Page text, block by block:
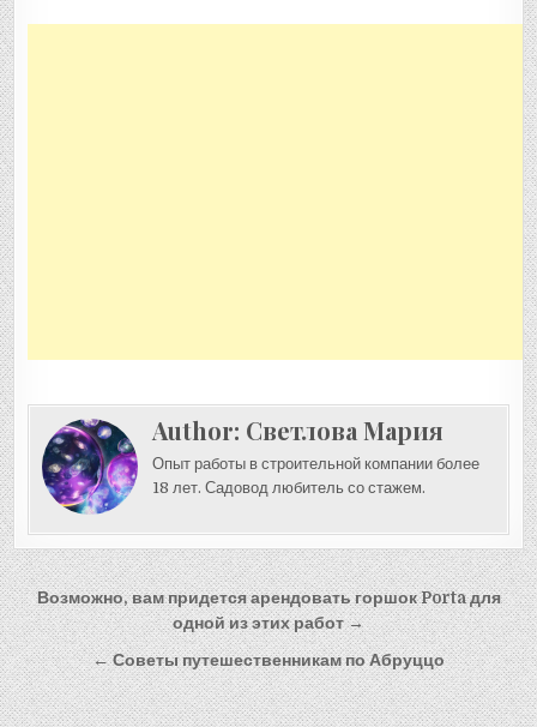
Author: Светлова Мария
Опыт работы в строительной компании более
18 лет. Садовод любитель со стажем.
Навигация
по
записям
Возможно, вам придется арендовать горшок Porta для
одной из этих работ →
← Советы путешественникам по Абруццо